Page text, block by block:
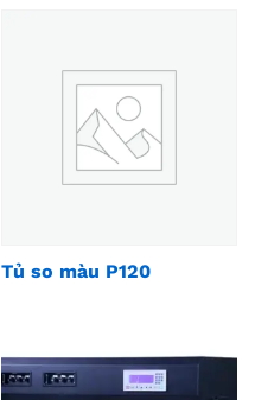
Tủ so màu P120